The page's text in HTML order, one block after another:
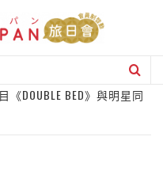
DOUBLE BED》與明星同